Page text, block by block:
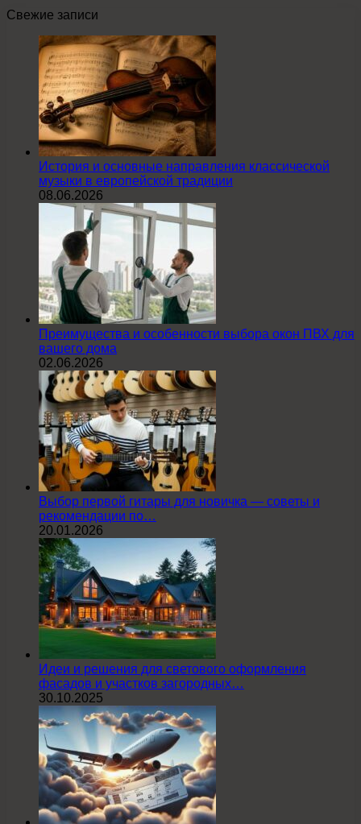
Свежие записи
История и основные направления классической
музыки в европейской традиции
08.06.2026
Преимущества и особенности выбора окон ПВХ для
вашего дома
02.06.2026
Выбор первой гитары для новичка — советы и
рекомендации по…
20.01.2026
Идеи и решения для светового оформления
фасадов и участков загородных…
30.10.2025